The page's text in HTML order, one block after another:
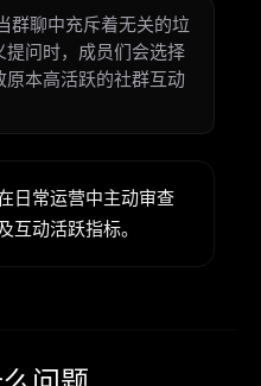
群聊中充斥着无关的垃
问时，成员们会选择
本高活跃的社群互动
日常运营中主动审查
互动活跃指标。